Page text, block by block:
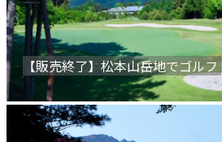
【販売終了】松本山岳地でゴルフ